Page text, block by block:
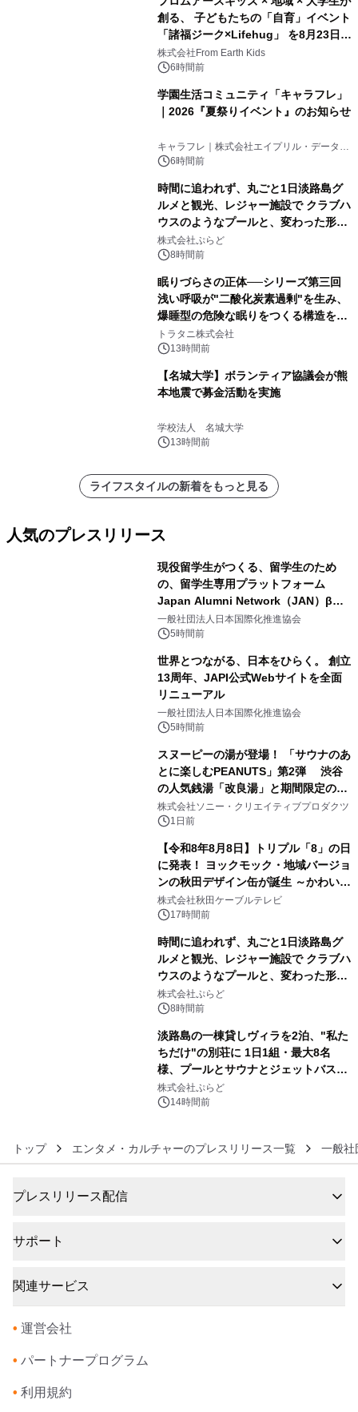
創る、 子どもたちの「自育」イベント
「諸福ジーク×Lifehug」 を8月23日
(日)開催
株式会社From Earth Kids
6時間前
学園生活コミュニティ「キャラフレ」
｜2026『夏祭りイベント』のお知らせ
キャラフレ｜株式会社エイプリル・データ・
デザインズ
6時間前
時間に追われず、丸ごと1日淡路島グ
ルメと観光、レジャー施設で クラブハ
ウスのようなプールと、変わった形の
サウナも 「THE BOXY AWAJI」のお
得な素泊まり連泊プランで
株式会社ぷらど
8時間前
眠りづらさの正体──シリーズ第三回
浅い呼吸が"二酸化炭素過剰"を生み、
爆睡型の危険な眠りをつくる構造を解
説
トラタニ株式会社
13時間前
【名城大学】ボランティア協議会が熊
本地震で募金活動を実施
学校法人 名城大学
13時間前
ライフスタイルの新着をもっと見る
人気のプレスリリース
現役留学生がつくる、留学生のため
の、留学生専用プラットフォーム
Japan Alumni Network（JAN）β版
をリリース
一般社団法人日本国際化推進協会
5時間前
世界とつながる、日本をひらく。 創立
13周年、JAPI公式Webサイトを全面
リニューアル
一般社団法人日本国際化推進協会
5時間前
スヌーピーの湯が登場！ 「サウナのあ
とに楽しむPEANUTS」第2弾 渋谷
の人気銭湯「改良湯」と期間限定のコ
ラボレーション サウナイキタイコラ
ボグッズも発売決定！
株式会社ソニー・クリエイティブプロダクツ
1日前
【令和8年8月8日】トリプル「8」の日
に発表！ ヨックモック・地域バージョ
ンの秋田デザイン缶が誕生 ～かわいい
秋田犬の子犬と秋田の四季と名所を巡
るパッケージ～ 9月1日(火)秋田県内で
株式会社秋田ケーブルテレビ
17時間前
時間に追われず、丸ごと1日淡路島グ
ルメと観光、レジャー施設で クラブハ
ウスのようなプールと、変わった形の
サウナも 「THE BOXY AWAJI」のお
得な素泊まり連泊プランで
株式会社ぷらど
8時間前
淡路島の一棟貸しヴィラを2泊、"私た
ちだけ"の別荘に 1日1組・最大8名
様、プールとサウナとジェットバス付
きで Villa Mon Temps AWAJIの連泊
素泊りプラン
株式会社ぷらど
14時間前
トップ エンタメ・カルチャーのプレスリリース一覧 一般社
プレスリリース配信
サポート
関連サービス
• 運営会社
• パートナープログラム
• 利用規約